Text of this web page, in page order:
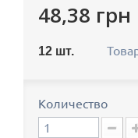
48,38 грн
12 шт.
Количество